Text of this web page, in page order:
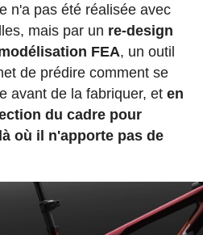
n'a pas été réalisée avec
mais par un re-design
FEA, un outil
de prédire comment se
avant de la fabriquer, et en
du cadre pour
où il n'apporte pas de